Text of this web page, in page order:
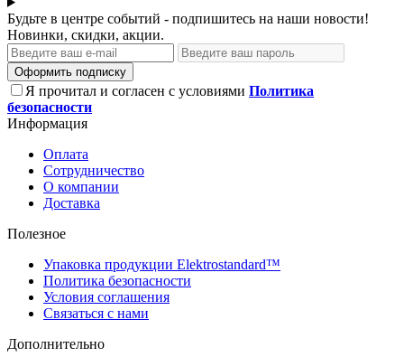
Будьте в центре событий - подпишитесь на наши новости!
Новинки, скидки, акции.
Оформить подписку
Я прочитал и согласен с условиями Политика
безопасности
Информация
Оплата
Сотрудничество
О компании
Доставка
Полезное
Упаковка продукции Elektrostandard™
Политика безопасности
Условия соглашения
Связаться с нами
Дополнительно